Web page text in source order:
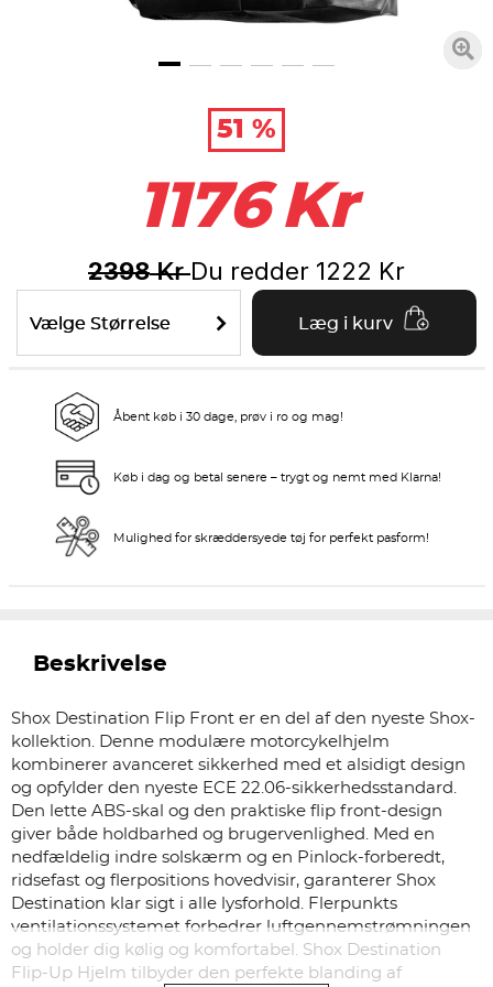
51 %
1176 Kr
2398KrDu redder 1222 Kr
Vælge Størrelse Læg i kurv
Åbent køb i 30 dage, prøv i ro og mag!
Køb i dag og betal senere – trygt og nemt med Klarna!
Mulighed for skræddersyede tøj for perfekt pasform!
Beskrivelse
Shox Destination Flip Front er en del af den nyeste Shox-
kollektion. Denne modulære motorcykelhjelm
kombinerer avanceret sikkerhed med et alsidigt design
og opfylder den nyeste ECE 22.06-sikkerhedsstandard.
Den lette ABS-skal og den praktiske flip front-design
giver både holdbarhed og brugervenlighed. Med en
nedfældelig indre solskærm og en Pinlock-forberedt,
ridsefast og flerpositions hovedvisir, garanterer Shox
Destination klar sigt i alle lysforhold. Flerpunkts
ventilationssystemet forbedrer luftgennemstrømningen
og holder dig kølig og komfortabel. Shox Destination
Flip-Up Hjelm tilbyder den perfekte blanding af